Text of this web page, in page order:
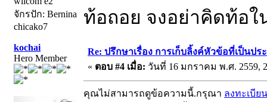
จักรปัก: Bernina
chicako7
ท้อถอย จงอย่าคิดท้อใ
kochai
Hero Member
Re: ปรึกษาเรื่อง การเก็บลิ้งค์หัวข้อที่เป็นป
« ตอบ #4 เมื่อ: วันที่ 16 มกราคม พ.ศ. 2559,
คุณไม่สามารถดูข้อความนี้.กรุณา ลงทะเบียน